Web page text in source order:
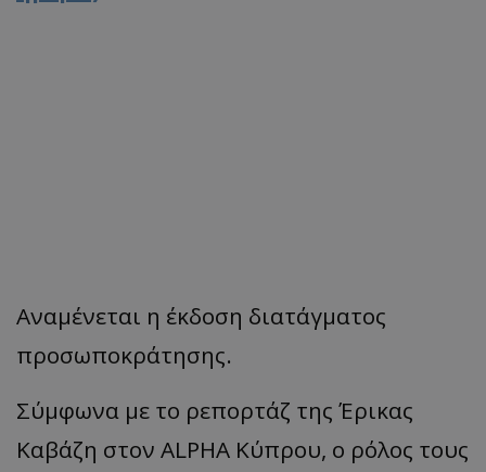
Αναμένεται η έκδοση διατάγματος
προσωποκράτησης.
Σύμφωνα με το ρεπορτάζ της Έρικας
Καβάζη στον ALPHA Κύπρου, ο ρόλος τους